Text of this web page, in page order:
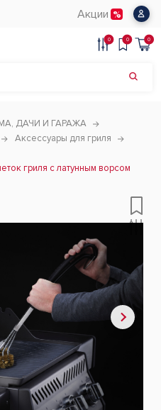
Акции
0 0 0
ДАЧИ И ГАРАЖА
Аксессуары для гриля
гриля с латунным ворсом